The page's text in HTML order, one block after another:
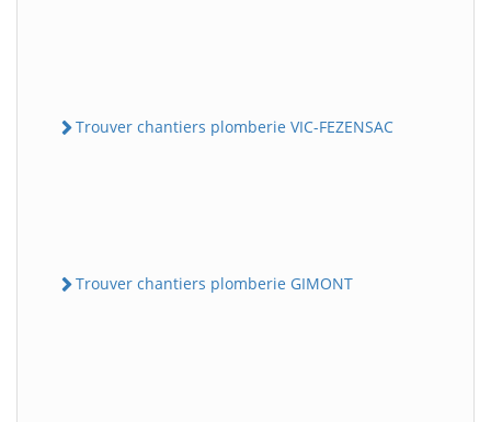
Trouver chantiers plomberie VIC-FEZENSAC
Trouver chantiers plomberie GIMONT